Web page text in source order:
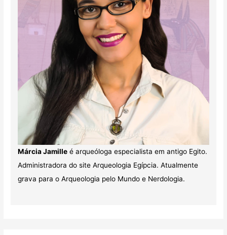
Márcia Jamilleé arqueóloga especialista em antigo Egito.
Administradora do site Arqueologia Egípcia. Atualmente
grava para o Arqueologia pelo Mundo e Nerdologia.